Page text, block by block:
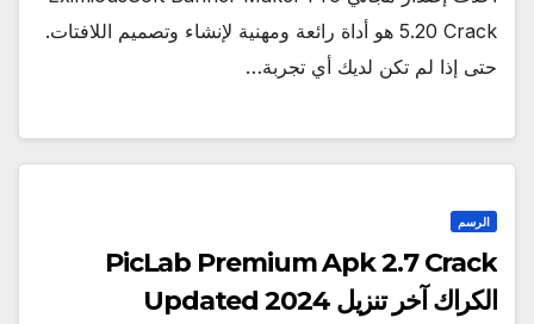
5.20 Crack هو أداة رائعة ومهنية لإنشاء وتصميم اللافتات.
حتى إذا لم تكن لديك أي تجربة…
الرسم
PicLab Premium Apk 2.7 Crack
الكراك آخر تنزيل Updated 2024